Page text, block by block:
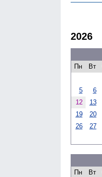
2026
Пн
Вт
5
6
12
13
19
20
26
27
Пн
Вт